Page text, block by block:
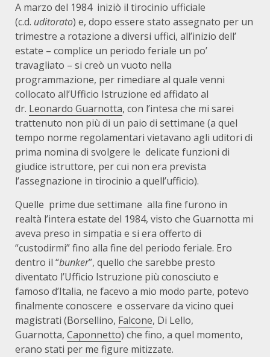
A marzo del 1984 iniziò il tirocinio ufficiale
(c.d. uditorato) e, dopo essere stato assegnato per un
trimestre a rotazione a diversi uffici, all’inizio dell’
estate – complice un periodo feriale un po’
travagliato – si creò un vuoto nella
programmazione, per rimediare al quale venni
collocato all’Ufficio Istruzione ed affidato al
dr. Leonardo Guarnotta, con l’intesa che mi sarei
trattenuto non più di un paio di settimane (a quel
tempo norme regolamentari vietavano agli uditori di
prima nomina di svolgere le delicate funzioni di
giudice istruttore, per cui non era prevista
l’assegnazione in tirocinio a quell’ufficio).
Quelle prime due settimane alla fine furono in
realtà l’intera estate del 1984, visto che Guarnotta mi
aveva preso in simpatia e si era offerto di
“custodirmi” fino alla fine del periodo feriale. Ero
dentro il “bunker”, quello che sarebbe presto
diventato l’Ufficio Istruzione più conosciuto e
famoso d’Italia, ne facevo a mio modo parte, potevo
finalmente conoscere e osservare da vicino quei
magistrati (Borsellino, Falcone, Di Lello,
Guarnotta, Caponnetto) che fino, a quel momento,
erano stati per me figure mitizzate.